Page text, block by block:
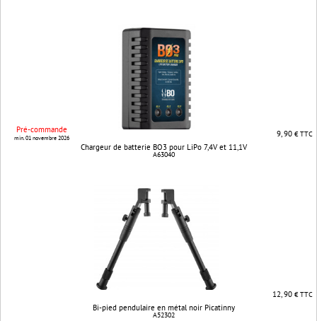
Pré-commande
min. 01 novembre 2026 9, 90€ TTC
Chargeur de batterie BO3 pour LiPo 7,4V et 11,1V
A63040
12, 90€ TTC
Bi-pied pendulaire en métal noir Picatinny
A52302